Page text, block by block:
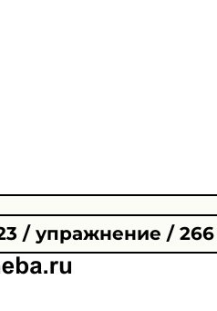
/ упражнение / 266